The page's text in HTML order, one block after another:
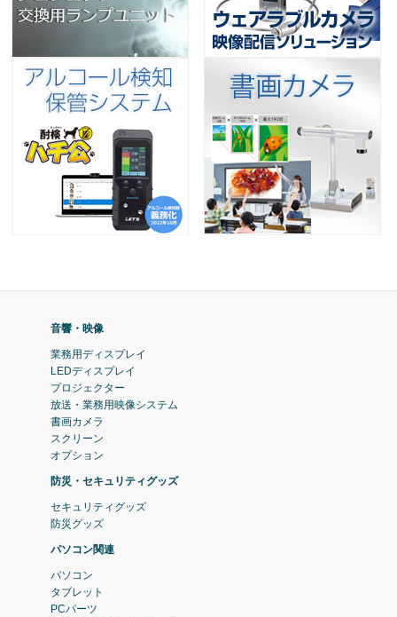
音響・映像
業務用ディスプレイ
LEDディスプレイ
プロジェクター
放送・業務用映像システム
書画カメラ
スクリーン
オプション
防災・セキュリティグッズ
セキュリティグッズ
防災グッズ
パソコン関連
パソコン
タブレット
PCパーツ